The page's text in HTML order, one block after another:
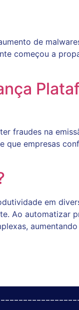
de
começou a
fraudes na
que empresas
em
Ao automatizar